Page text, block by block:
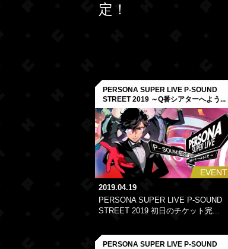
定！
PERSONA SUPER LIVE P-SOUND
STREET 2019 ～Q番シアターへよう...
EVENT
2019.04.19
PERSONA SUPER LIVE P-SOUND
STREET 2019 初日のチケット完...
PERSONA SUPER LIVE P-SOUND